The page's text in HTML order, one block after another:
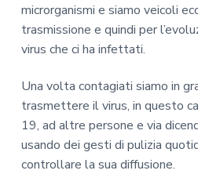
microrganismi e siamo veicoli
trasmissione e quindi per
virus che ci ha infettati.
Una volta contagiati siamo in
trasmettere il virus, in questo
19, ad altre persone e via
usando dei gesti di pulizia
controllare la sua diffusione.